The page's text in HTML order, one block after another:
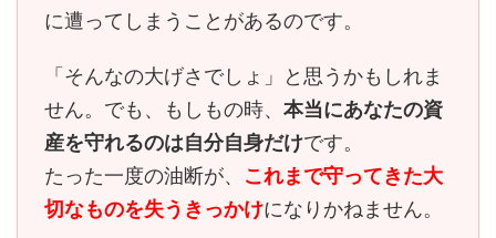
に遭ってしまう ことがあるのです。
「そんなの大げさでしょ」と思うかもしれま
せん。でも、もしもの時、 本当にあなたの資
産を守れるのは自分自身だけです。
たった一度の油断が、 これまで守ってきた大
切なものを失うきっかけになりかねません。